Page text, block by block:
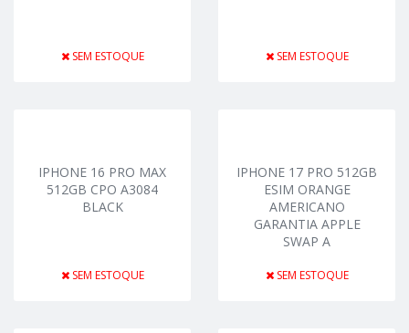
SEM ESTOQUE SEM ESTOQUE
IPHONE 16 PRO MAX
512GB CPO A3084
BLACK
SEM ESTOQUE
IPHONE 17 PRO 512GB
ESIM ORANGE
AMERICANO
GARANTIA APPLE
SWAP A
SEM ESTOQUE